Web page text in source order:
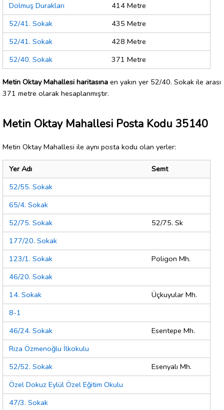
Dolmuş Durakları
414 Metre
52/41. Sokak
435 Metre
52/41. Sokak
428 Metre
52/40. Sokak
371 Metre
Metin Oktay Mahallesi haritasına en yakın yer 52/40. Sokak ile arası
371 metre olarak hesaplanmıştır.
Metin Oktay Mahallesi Posta Kodu 35140
Metin Oktay Mahallesi ile aynı posta kodu olan yerler:
Yer Adı
Semt
52/55. Sokak
65/4. Sokak
52/75. Sokak
52/75. Sk
177/20. Sokak
123/1. Sokak
Poligon Mh.
46/20. Sokak
14. Sokak
Üçkuyular Mh.
8-1
46/24. Sokak
Esentepe Mh.
Rıza Özmenoğlu İlkokulu
52/52. Sokak
Esenyalı Mh.
Özel Dokuz Eylül Özel Eğitim Okulu
47/3. Sokak